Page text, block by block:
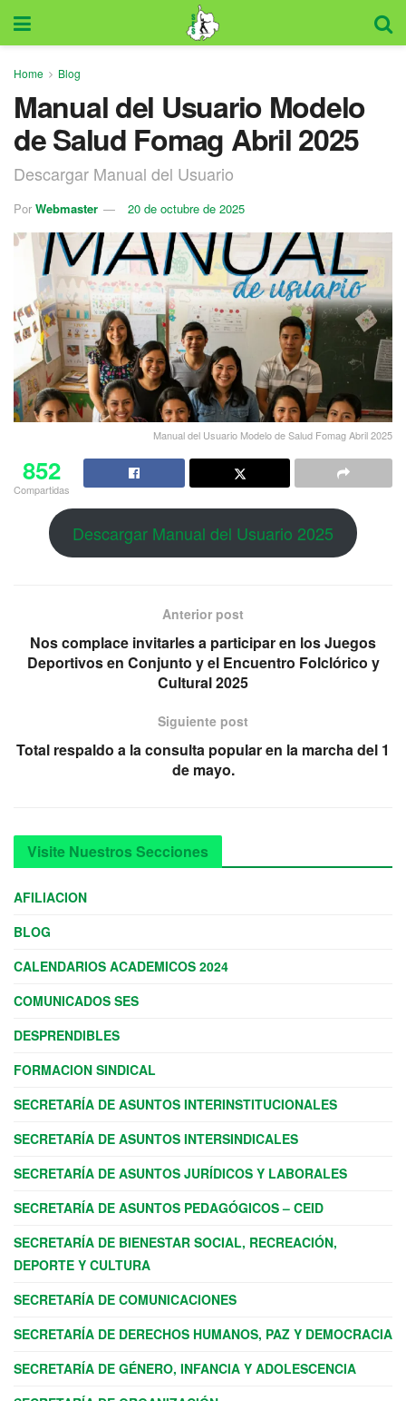
Home Blog
Manual del Usuario Modelo
de Salud Fomag Abril 2025
Descargar Manual del Usuario
Por Webmaster 20 de octubre de 2025
Manual del Usuario Modelo de Salud Fomag Abril 2025
852
Compartidas
Descargar Manual del Usuario 2025
Anterior post
Nos complace invitarles a participar en los Juegos
Deportivos en Conjunto y el Encuentro Folclórico y
Cultural 2025
Siguiente post
Total respaldo a la consulta popular en la marcha del 1
de mayo.
Visite Nuestros Secciones
AFILIACION
BLOG
CALENDARIOS ACADEMICOS 2024
COMUNICADOS SES
DESPRENDIBLES
FORMACION SINDICAL
SECRETARÍA DE ASUNTOS INTERINSTITUCIONALES
SECRETARÍA DE ASUNTOS INTERSINDICALES
SECRETARÍA DE ASUNTOS JURÍDICOS Y LABORALES
SECRETARÍA DE ASUNTOS PEDAGÓGICOS – CEID
SECRETARÍA DE BIENESTAR SOCIAL, RECREACIÓN,
DEPORTE Y CULTURA
SECRETARÍA DE COMUNICACIONES
SECRETARÍA DE DERECHOS HUMANOS, PAZ Y DEMOCRACIA
SECRETARÍA DE GÉNERO, INFANCIA Y ADOLESCENCIA